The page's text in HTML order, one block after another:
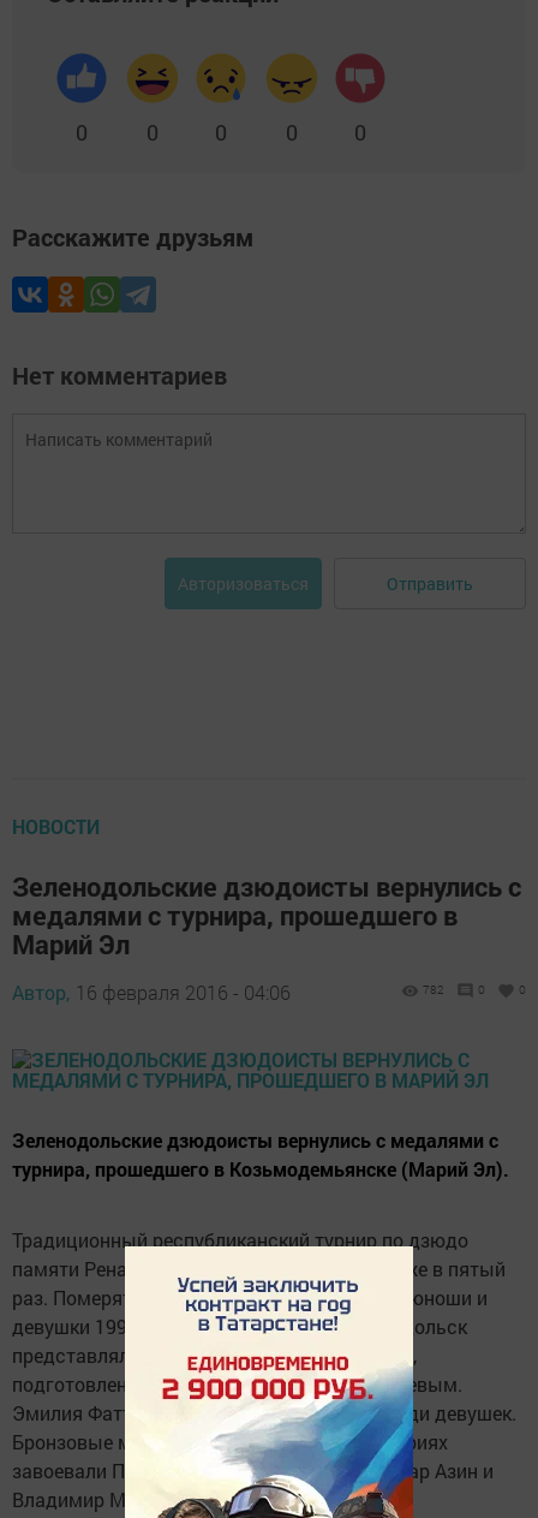
0 0 0 0 0
Расскажите друзьям
Нет комментариев
Авторизоваться Отправить
НОВОСТИ
Зеленодольские дзюдоисты вернулись с
медалями с турнира, прошедшего в
Марий Эл
Автор, 16 февраля 2016 - 04:06 782 0 0
Зеленодольские дзюдоисты вернулись с медалями с
турнира, прошедшего в Козьмодемьянске (Марий Эл).
Традиционный республиканский турнир по дзюдо
памяти Рената Зинатуллина, проводился уже в пятый
раз. Померяться силами на татами вышли юноши и
девушки 1999-2005 года рождения. Зеленодольск
представляли воспитанники ДЮСШ борьбы,
подготовленные тренером Равилем Сиразеевым.
Эмилия Фаттахова завоевала «золото» среди девушек.
Бронзовые медали в своих весовых категориях
завоевали Павел и Сергей Севелировы, Айдар Азин и
Владимир Матвеев.